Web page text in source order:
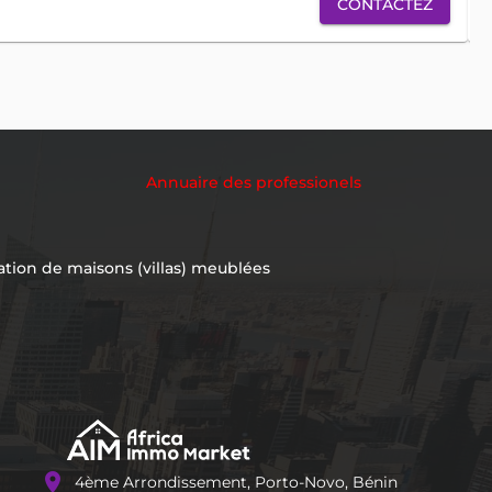
CONTACTEZ
Annuaire des professionels
de maisons (villas) meublées
location_on 4ème Arrondissement, Porto-Novo, Bénin